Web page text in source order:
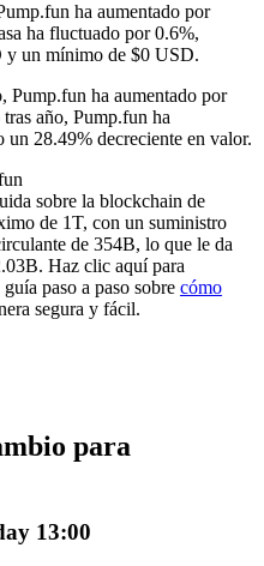
garantía
ha aumentado por
ha fluctuado por 0.6%,
y un mínimo de $0 USD.
Pump.fun ha aumentado por
año, Pump.fun ha
28.49% decreciente en valor.
sobre la blockchain de
de 1T, con un suministro
de 354B, lo que le da
Haz clic aquí para
paso a paso sobre cómo
segura y fácil.
para
13:00